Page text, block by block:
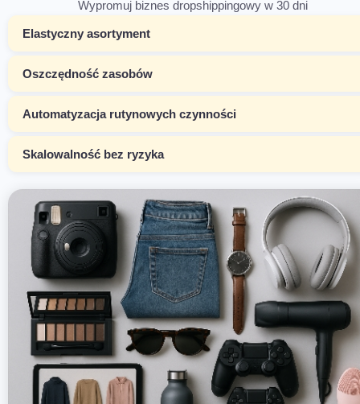
Wypromuj biznes dropshippingowy w 30 dni
Elastyczny asortyment
Oszczędność zasobów
Automatyzacja rutynowych czynności
Skalowalność bez ryzyka